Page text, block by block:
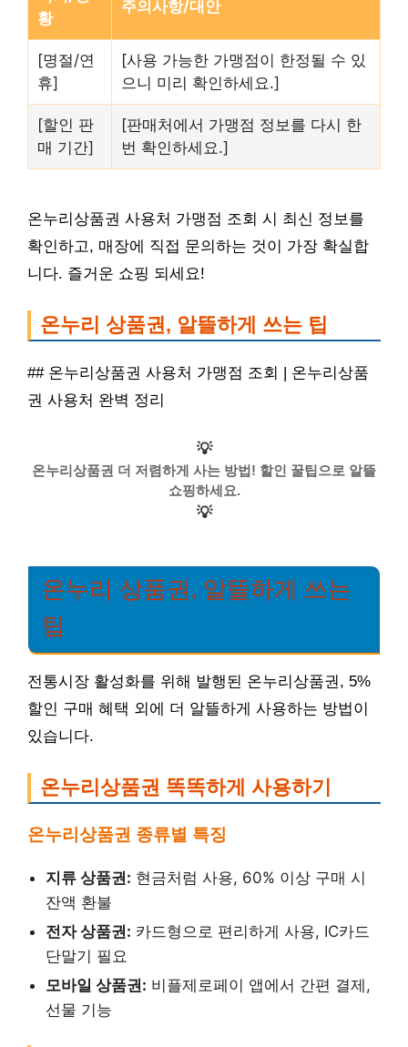
황
주의사항/대안
[명절/연
휴]
[사용 가능한 가맹점이 한정될 수 있
으니 미리 확인하세요.]
[할인 판
매 기간]
[판매처에서 가맹점 정보를 다시 한
번 확인하세요.]
온누리상품권 사용처 가맹점 조회 시 최신 정보를
확인하고, 매장에 직접 문의하는 것이 가장 확실합
니다. 즐거운 쇼핑 되세요!
온누리 상품권, 알뜰하게 쓰는 팁
## 온누리상품권 사용처 가맹점 조회 | 온누리상품
권 사용처 완벽 정리
💡
온누리상품권 더 저렴하게 사는 방법! 할인 꿀팁으로 알뜰
쇼핑하세요.
💡
온누리 상품권, 알뜰하게 쓰는
팁
전통시장 활성화를 위해 발행된 온누리상품권, 5%
할인 구매 혜택 외에 더 알뜰하게 사용하는 방법이
있습니다.
온누리상품권 똑똑하게 사용하기
온누리상품권 종류별 특징
지류 상품권: 현금처럼 사용, 60% 이상 구매 시
잔액 환불
전자 상품권: 카드형으로 편리하게 사용, IC카드
단말기 필요
모바일 상품권: 비플제로페이 앱에서 간편 결제,
선물 기능